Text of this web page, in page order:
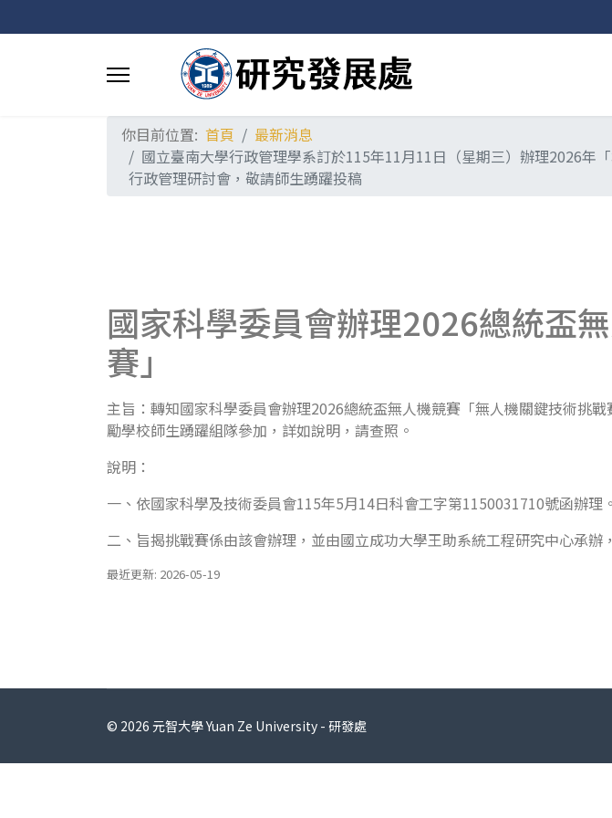
你目前位置: 首頁
最新消息
國立臺南大學行政管理學系訂於115年11月11日（星期三）辦理2026年
行政管理研討會，敬請師生踴躍投稿
國家科學委員會辦理2026總統盃
賽」
主旨：轉知國家科學委員會辦理2026總統盃無人機競賽「無人機關鍵技術挑
勵學校師生踴躍組隊參加，詳如說明，請查照。
說明：
一、依國家科學及技術委員會115年5月14日科會工字第1150031710號函辦理。
二、旨揭挑戰賽係由該會辦理，並由國立成功大學王助系統工程研究中心承辦
最近更新: 2026-05-19
© 2026 元智大學 Yuan Ze University - 研發處